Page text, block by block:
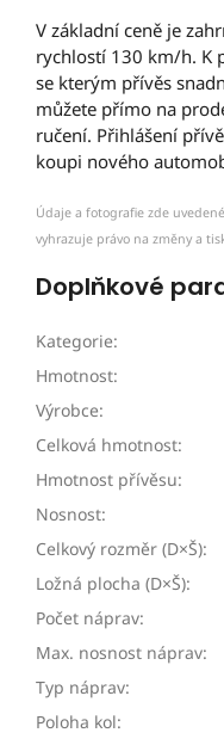
V základní ceně je
rychlostí 130 km/h. K
se kterým přívěs
můžete přímo na
ručení. Přihlášení
koupi nového
Údaje a fotografie zde
vyhrazuje právo na změny a
Doplňkové
Kategorie:
Hmotnost:
Výrobce:
Celková hmotnost:
Hmotnost přívěsu:
Nosnost:
Celkový rozměr (D×Š):
Ložná plocha (D×Š):
Počet náprav:
Max. nosnost náprav:
Typ náprav:
Poloha kol: